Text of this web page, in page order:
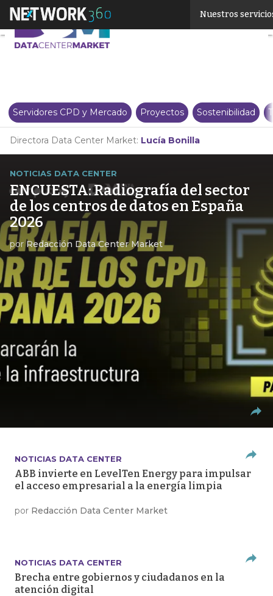
Nuestros
Servidores CPD y Mercado Proyectos Sostenibilidad
Directora Data Center Market: Lucía Bonilla
NOTICIAS DATA CENTER
ENCUESTA: Radiografía del sector
de los centros de datos en España
2026
porRedacción Data Center Market
NOTICIAS DATA CENTER
ABB invierte en LevelTen Energy para impulsar
el acceso empresarial a la energía limpia
por Redacción Data Center Market
NOTICIAS DATA CENTER
Brecha entre gobiernos y ciudadanos en la
atención digital